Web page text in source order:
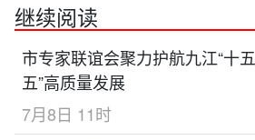
继续阅读
市专家联谊会聚力护航九江“十五
五”高质量发展
7月8日 11时